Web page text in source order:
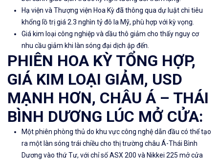
Hạ viện và Thượng viện Hoa Kỳ đã thông qua dự luật chi tiêu
khổng lồ trị giá 2.3 nghìn tỷ đô la Mỹ, phù hợp với kỳ vọng.
Giá kim loại công nghiệp và dầu thô giảm cho thấy nguy cơ
nhu cầu giảm khi làn sóng đại dịch ập đến.
PHIÊN HOA KỲ TỔNG HỢP,
GIÁ KIM LOẠI GIẢM, USD
MẠNH HƠN, CHÂU Á – THÁI
BÌNH DƯƠNG LÚC MỞ CỬA:
Một phiên phòng thủ do khu vực công nghệ dẫn đầu có thể tạo
ra một làn sóng trái chiều cho thị trường châu Á-Thái Bình
Dương vào thứ Tư, với chỉ số ASX 200 và Nikkei 225 mở cửa